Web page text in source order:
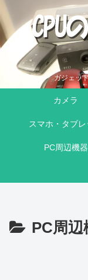
ガジェッ
カメラ
スマホ・タブレ
PC周辺機器
PC周辺